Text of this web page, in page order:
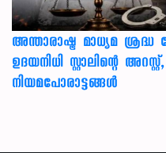
അന്താരാഷ്ട്ര മാധ്യമ ശ്രദ്ധ
ഉദയനിധി സ്റ്റാലിന്റെ
നിയമപോരാട്ടങ്ങൾ